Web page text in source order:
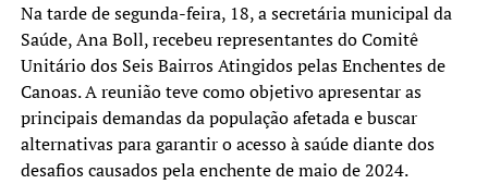
Na tarde de segunda-feira, 18, a secretária municipal da
Saúde, Ana Boll, recebeu representantes do Comitê
Unitário dos Seis Bairros Atingidos pelas Enchentes de
Canoas. A reunião teve como objetivo apresentar as
principais demandas da população afetada e buscar
alternativas para garantir o acesso à saúde diante dos
desafios causados pela enchente de maio de 2024.